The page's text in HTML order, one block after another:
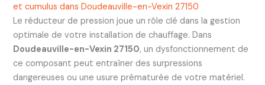
et cumulus dans Doudeauville-en-Vexin 27150
Le réducteur de pression joue un rôle clé dans la gestion
optimale de votre installation de chauffage. Dans
Doudeauville-en-Vexin 27150, un dysfonctionnement de
ce composant peut entraîner des surpressions
dangereuses ou une usure prématurée de votre matériel.